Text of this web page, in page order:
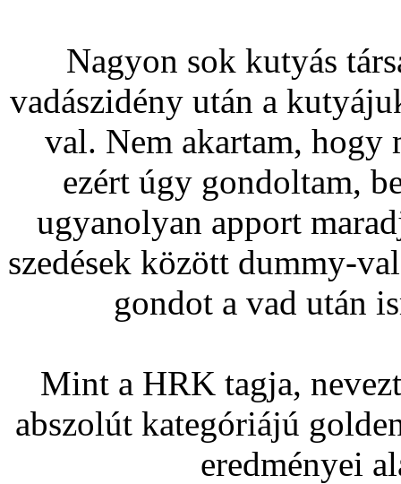
Nagyon sok kutyás
vadászidény után a
val. Nem akartam,
ezért úgy gondoltam,
ugyanolyan apport
szedések között dummy-
gondot a vad után
Mint a HRK tagja,
abszolút kategóriájú
eredményei